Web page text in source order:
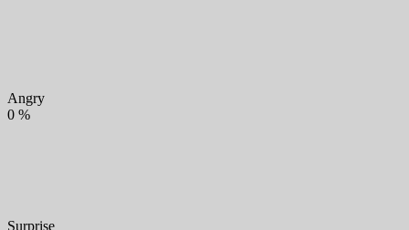
Angry
0 %
Surprise